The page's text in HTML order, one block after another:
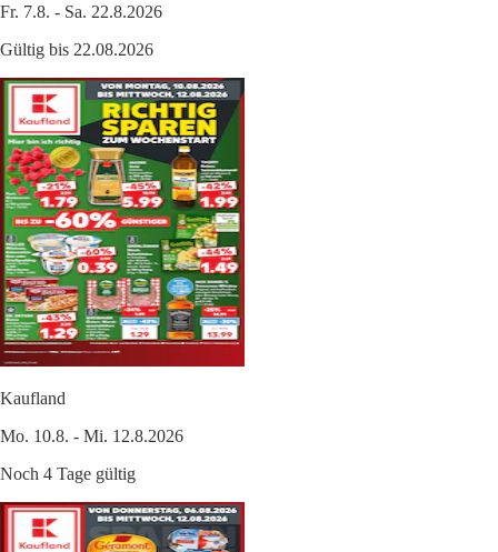
Fr. 7.8. - Sa. 22.8.2026
Gültig bis 22.08.2026
Kaufland
Mo. 10.8. - Mi. 12.8.2026
Noch 4 Tage gültig